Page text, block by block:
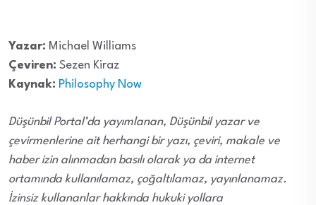
Yazar: Michael Williams
Çeviren: Sezen Kiraz
Kaynak: Philosophy Now
Düşünbil Portal’da yayımlanan, Düşünbil yazar ve
çevirmenlerine ait herhangi bir yazı, çeviri, makale ve
haber izin alınmadan basılı olarak ya da internet
ortamında kullanılamaz, çoğaltılamaz, yayınlanamaz.
İzinsiz kullananlar hakkında hukuki yollara